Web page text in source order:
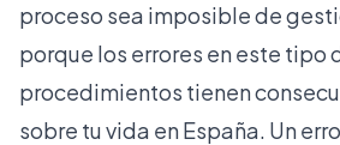
proceso sea imposible de
porque los errores en este tipo
procedimientos tienen
sobre tu vida en España. Un